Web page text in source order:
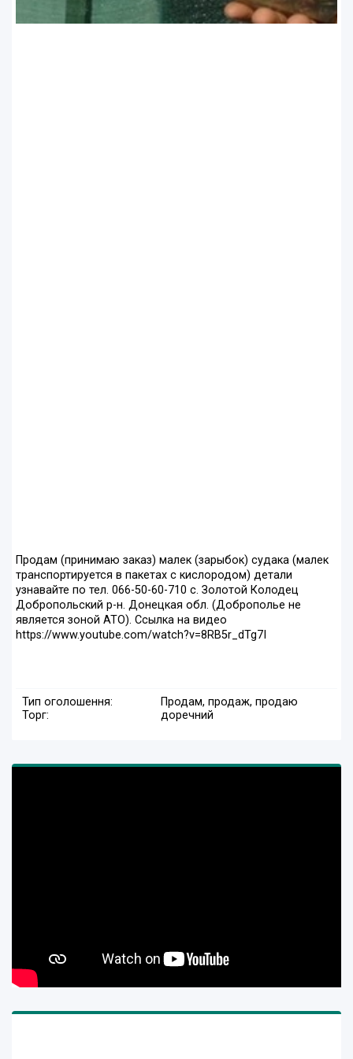
Продам (принимаю заказ) малек (зарыбок) судака (малек
транспортируется в пакетах с кислородом) детали
узнавайте по тел. 066-50-60-710 с. Золотой Колодец
Добропольский р-н. Донецкая обл. (Доброполье не
является зоной АТО). Ссылка на видео
https://www.youtube.com/watch?v=8RB5r_dTg7I
Тип оголошення:
Продам, продаж, продаю
Торг:
доречний